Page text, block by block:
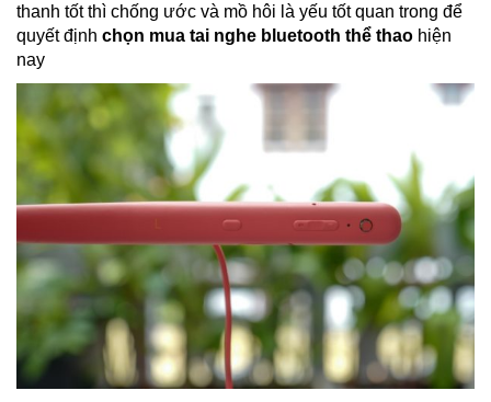
thanh tốt thì chống ước và mồ hôi là yếu tốt quan trong để
quyết định chọn mua tai nghe bluetooth thể thao hiện
nay